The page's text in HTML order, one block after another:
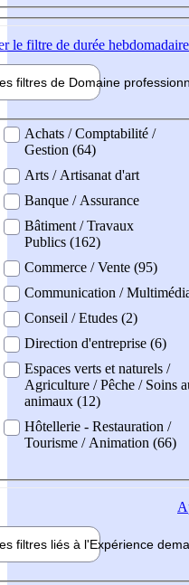
le filtre de durée hebdomadaire
filtres de Domaine pro
professionel
Achats / Comptabilité /
Gestion (64)
Arts / Artisanat d'art
Banque / Assurance
Bâtiment / Travaux
Publics (162)
Commerce / Vente (95)
Communication /
Conseil / Etudes (2)
Direction d'entreprise (6)
Espaces verts et naturels /
Agriculture / Pêche / Soins
animaux (12)
Hôtellerie - Restauration /
Tourisme / Animation (66)
filtres liés à l'Expérience